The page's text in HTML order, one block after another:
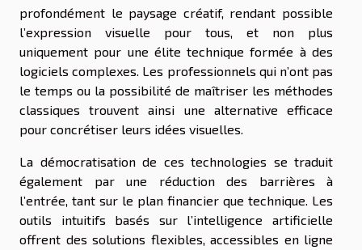
profondément le paysage créatif, rendant possible
l’expression visuelle pour tous, et non plus
uniquement pour une élite technique formée à des
logiciels complexes. Les professionnels qui n’ont pas
le temps ou la possibilité de maîtriser les méthodes
classiques trouvent ainsi une alternative efficace
pour concrétiser leurs idées visuelles.
La démocratisation de ces technologies se traduit
également par une réduction des barrières à
l’entrée, tant sur le plan financier que technique. Les
outils intuitifs basés sur l’intelligence artificielle
offrent des solutions flexibles, accessibles en ligne